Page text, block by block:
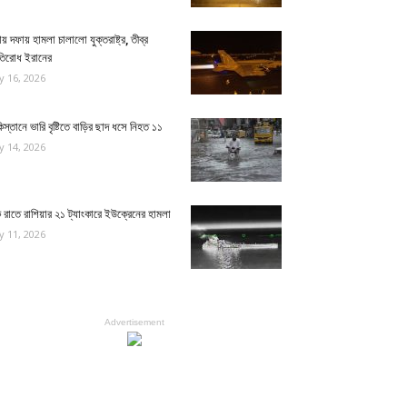
দফায় হামলা চালালো যুক্তরাষ্ট্র, তীব্র
ইরানের
16, 2026
ভারি বৃষ্টিতে বাড়ির ছাদ ধসে নিহত ১১
14, 2026
রাশিয়ার ২১ ট্যাংকারে ইউক্রেনের হামলা
11, 2026
Advertisement